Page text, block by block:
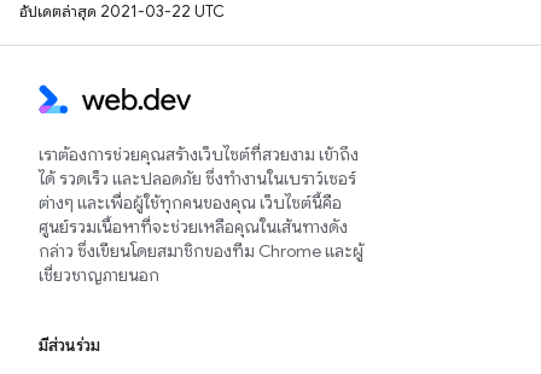
อัปเดตล่าสุด 2021-03-22 UTC
เราต้องการช่วยคุณสร้างเว็บไซต์ที่สวยงาม เข้าถึง
ได้ รวดเร็ว และปลอดภัย ซึ่งทำงานในเบราว์เซอร์
ต่างๆ และเพื่อผู้ใช้ทุกคนของคุณ เว็บไซต์นี้คือ
ศูนย์รวมเนื้อหาที่จะช่วยเหลือคุณในเส้นทางดัง
กล่าว ซึ่งเขียนโดยสมาชิกของทีม Chrome และผู้
เชี่ยวชาญภายนอก
มีส่วนร่วม